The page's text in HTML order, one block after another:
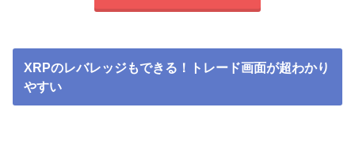
XRPのレバレッジもできる！トレード画面が超わかり
やすい